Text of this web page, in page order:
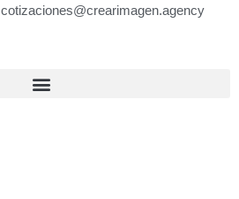
cotizaciones@crearimagen.agency